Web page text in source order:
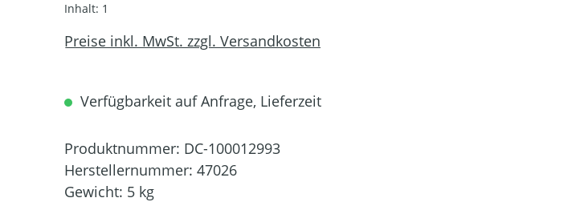
Inhalt: 1
Preise inkl. MwSt. zzgl. Versandkosten
Verfügbarkeit auf Anfrage, Lieferzeit
Produktnummer: DC-100012993
Herstellernummer: 47026
Gewicht: 5 kg